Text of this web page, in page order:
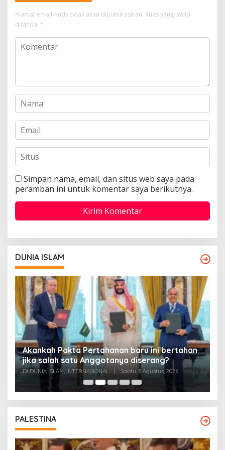
Alamat email Anda tidak akan dipublikasikan. Ruas yang wajib
ditandai *
Simpan nama, email, dan situs web saya pada
peramban ini untuk komentar saya berikutnya.
DUNIA ISLAM
Akankah Pakta Pertahanan baru ini bertahan
jika salah satu Anggotanya diserang?
Di DUNIA ISLAM, INTERNASIONAL | Sabtu, 8 Agustus, 2026
PALESTINA